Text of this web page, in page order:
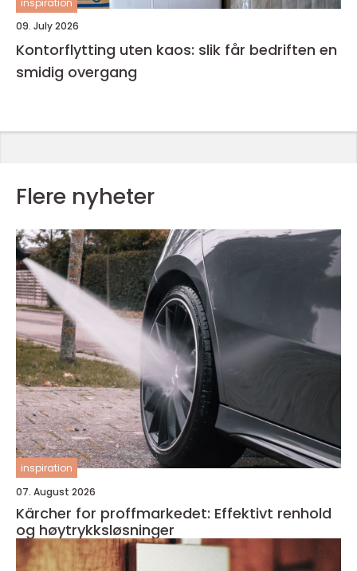
inspiration
09. July 2026
Kontorflytting uten kaos: slik får bedriften en
smidig overgang
Flere nyheter
inspiration
07. August 2026
Kärcher for proffmarkedet: Effektivt renhold
og høytrykksløsninger